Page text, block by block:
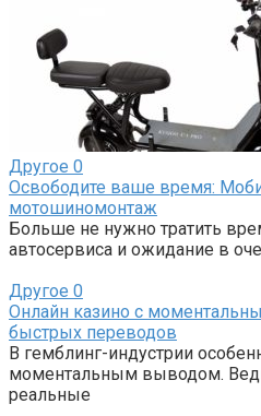
Другое 0
Освободите ваше время:
мотошиномонтаж
Больше не нужно тратить
автосервиса и ожидание в
Другое 0
Онлайн казино с
быстрых переводов
В гемблинг-индустрии
моментальным выводом.
реальные